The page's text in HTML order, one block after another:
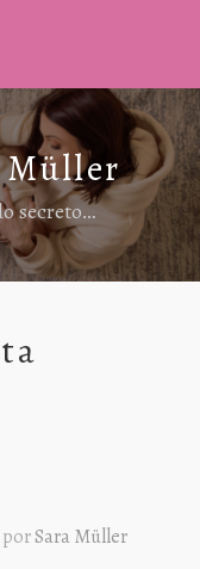
Müller
secreto…
porSara Müller